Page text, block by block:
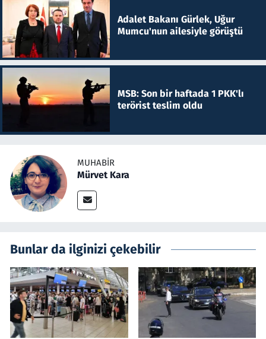
Adalet Bakanı Gürlek, Uğur
Mumcu'nun ailesiyle görüştü
MSB: Son bir haftada 1 PKK'lı
terörist teslim oldu
MUHABIR
Mürvet Kara
Bunlar da ilginizi çekebilir